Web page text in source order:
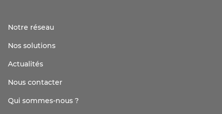
Notre réseau
Nos solutions
Actualités
Nous contacter
Qui sommes-nous ?